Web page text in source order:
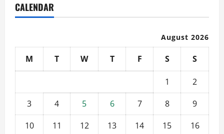
CALENDAR
August 2026
M T W T F S S
1
2
3
4 5 6 7 8
9
10
11 12 13 14 15
16